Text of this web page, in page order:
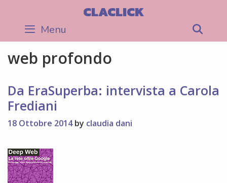
content
CLACLICK
Menu
web profondo
Da EraSuperba: intervista a Carola
Frediani
18 Ottobre 2014 by claudia dani